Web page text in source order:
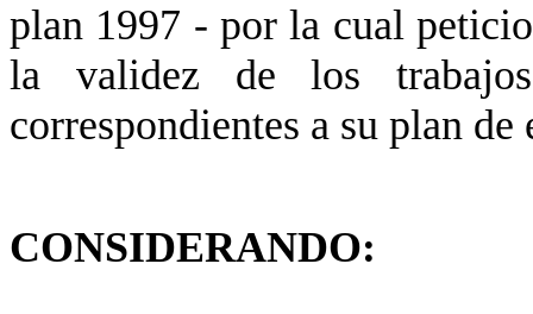
plan 1997 - por la cual
la validez de los
correspondientes a su plan de
CONSIDERANDO: